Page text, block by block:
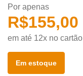
Por apenas
R$155,00
em até 12x no cartão
Em estoque